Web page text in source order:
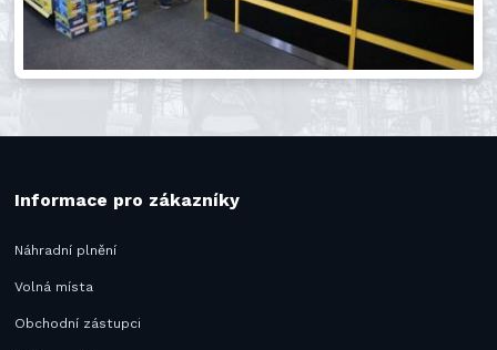
Informace pro zákazníky
Náhradní plnění
Volná místa
Obchodní zástupci